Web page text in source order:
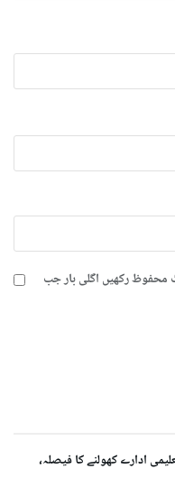
محفوظ رکھیں اگلی بار جب
ادارے کھولنے کا فیصلہ،